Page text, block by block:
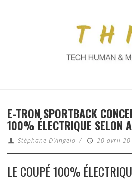
E-TRON SPORTBACK
100% ÉLECTRIQUE SELON
Stéphane D'Angelo / 20 avril
LE COUPÉ 100%